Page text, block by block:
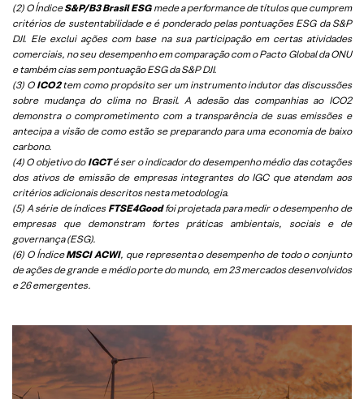
(2) O ÍndiceS&P/B3 Brasil ESGmede a performance de títulos que cumprem
critérios de sustentabilidade e é ponderado pelas pontuações ESG da S&P
DJI. Ele exclui ações com base na sua participação em certas atividades
comerciais, no seu desempenho em comparação com o Pacto Global da ONU
e também cias sem pontuação ESG da S&P DJI.
(3) O ICO2tem como propósito ser um instrumento indutor das discussões
sobre mudança do clima no Brasil. A adesão das companhias ao ICO2
demonstra o comprometimento com a transparência de suas emissões e
antecipa a visão de como estão se preparando para uma economia de baixo
carbono.
(4) O objetivo do IGCTé ser o indicador do desempenho médio das cotações
dos ativos de emissão de empresas integrantes do IGC que atendam aos
critérios adicionais descritos nesta metodologia.
(5) A série de índices FTSE4Goodfoi projetada para medir o desempenho de
empresas que demonstram fortes práticas ambientais, sociais e de
governança (ESG).
(6) O ÍndiceMSCI ACWI, que representa o desempenho de todo o conjunto
de ações de grande e médio porte do mundo, em 23 mercados desenvolvidos
e 26 emergentes.